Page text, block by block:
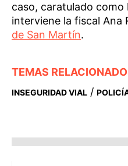
caso, caratulado
interviene la fiscal Ana
de San Martín.
TEMAS
INSEGURIDAD VIAL /